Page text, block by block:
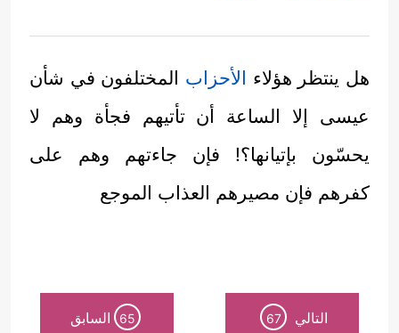
هل ينتظر هؤلاء الأحزاب المختلفون في شأن
عيسى إلا الساعة أن تأتيهم فجأة وهم لا
يحسّون بإتيانها؟! فإن جاءتهم وهم على
كفرهم فإن مصيرهم العذاب الموجع
التالي 67
65 السابق